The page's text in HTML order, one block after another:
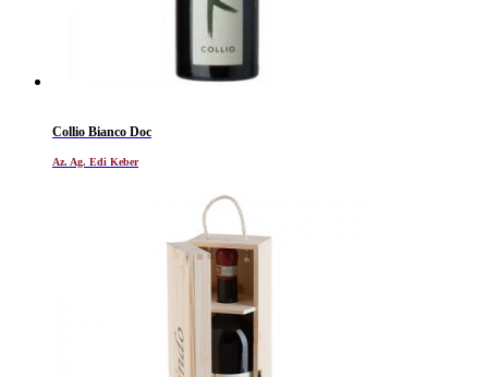
Collio Bianco Doc
Az. Ag. Edi Keber